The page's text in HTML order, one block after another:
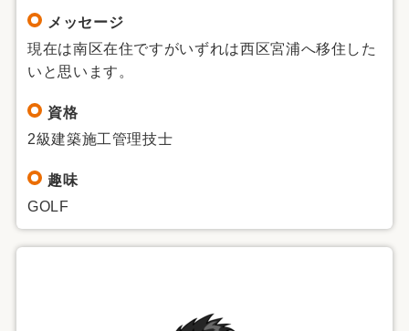
メッセージ
現在は南区在住ですがいずれは西区宮浦へ移住した
いと思います。
資格
2級建築施工管理技士
趣味
GOLF